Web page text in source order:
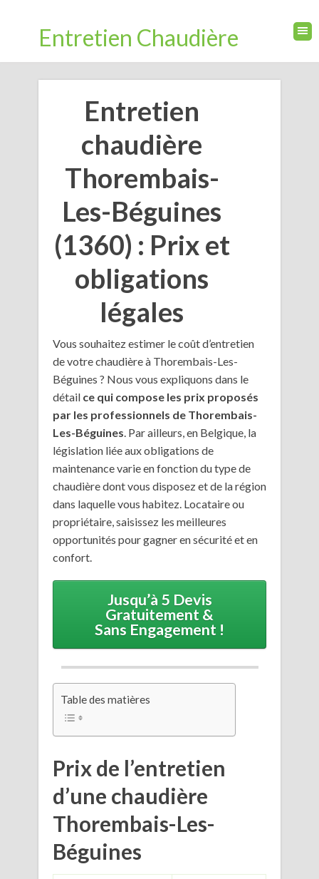
Entretien Chaudière
Entretien
chaudière
Thorembais-
Les-Béguines
(1360) : Prix et
obligations
légales
Vous souhaitez estimer le coût d’entretien
de votre chaudière à Thorembais-Les-
Béguines ? Nous vous expliquons dans le
détail ce qui compose les prix proposés
par les professionnels de Thorembais-
Les-Béguines. Par ailleurs, en Belgique, la
législation liée aux obligations de
maintenance varie en fonction du type de
chaudière dont vous disposez et de la région
dans laquelle vous habitez. Locataire ou
propriétaire, saisissez les meilleures
opportunités pour gagner en sécurité et en
confort.
Jusqu’à 5 Devis
Gratuitement &
Sans Engagement !
Table des matières
Prix de l’entretien
d’une chaudière
Thorembais-Les-
Béguines